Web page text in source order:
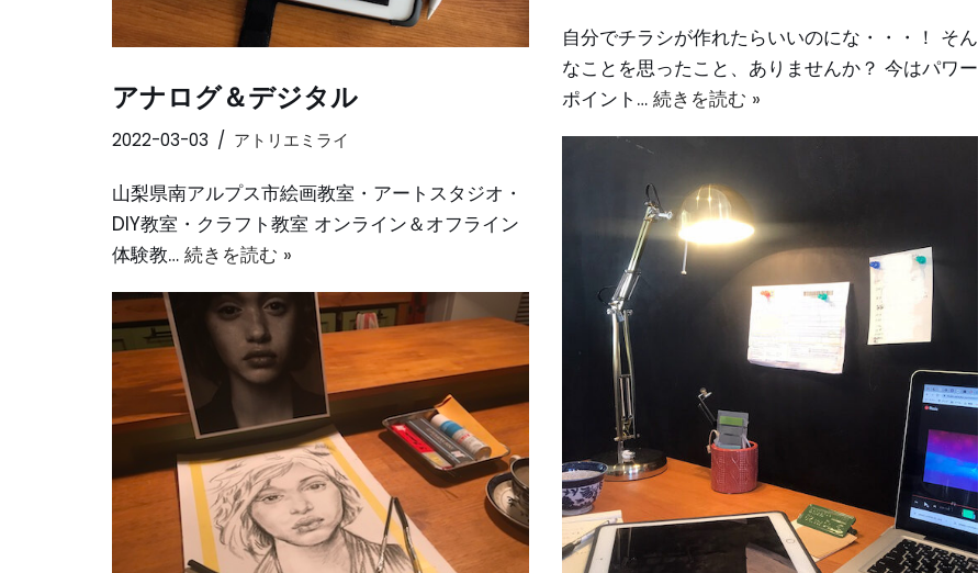
自分でチラシが作れたらいいのにな・・・！ そん
なことを思ったこと、ありませんか？ 今はパワー
ポイント… 続きを読む »
アナログ＆デジタル
2022-03-03 アトリエミライ
山梨県南アルプス市絵画教室・アートスタジオ・
DIY教室・クラフト教室 オンライン＆オフライン
体験教… 続きを読む »